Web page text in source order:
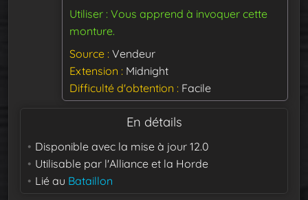
Utiliser : Vous apprend à invoquer cette
monture.
Source Vendeur
Extension
Midnight
Difficulté d'obtention
Facile
En détails
Disponible avec la mise à jour 12.0
Utilisable par l'Alliance et la Horde
Lié au Bataillon